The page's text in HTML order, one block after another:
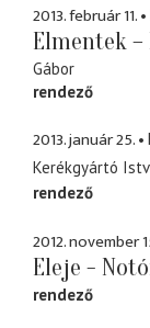
2013. február 11.
Elmentek
Gábor
rendező
2013. január 25.
Kerékgyártó
rendező
2012. november
Eleje -
rendező